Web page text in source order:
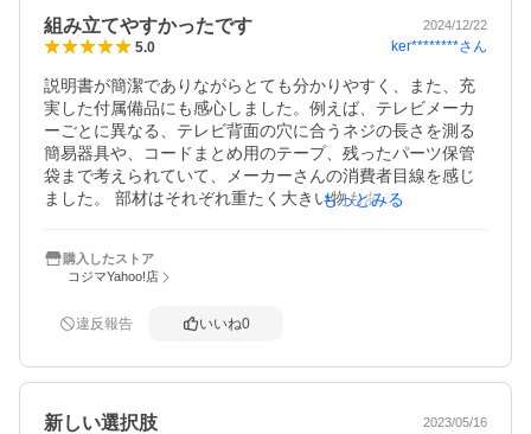
組み立てやすかったです 2024/12/22
5.0 ker********さん
説明書が簡潔でありながらとても分かりやすく、また、充
実した付属備品にも感心しました。例えば、テレビメーカ
ーごとに異なる、テレビ背面の穴に合うネジの長さを測る
簡易器具や、コードまとめ用のテープ、残ったパーツ保管
袋まで考えられていて、メーカーさんの消費者目線を感じ
ました。 部材はそれぞれ重たく大きい物もあるため、組み
ると良いと思います。４９インチのテレビを設置したの
で、テレビの方が大きく見えて円形台座部分の大きさとの
レビボードに置くより部屋が広く見えるので満足です。コ
も、使ってみたら何かと便利でした。
もっとみる
購入したストア
コジマYahoo!店
違反報告 いいね0
新しい選択肢 2023/05/16